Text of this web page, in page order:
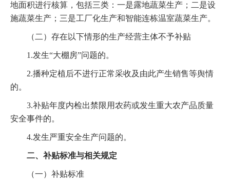
地面积进行核算，包括三类：一是露地蔬菜生产；二是设
施蔬菜生产；三是工厂化生产和智能连栋温室蔬菜生产。
（二）存在以下情形的生产经营主体不予补贴
1.发生“大棚房”问题的。
2.播种定植后不进行正常采收及由此产生销售等舆情
的。
3.补贴年度内检出禁限用农药或发生重大农产品质量
安全事件的。
4.发生严重安全生产问题的。
二、补贴标准与相关规定
（一）补贴标准